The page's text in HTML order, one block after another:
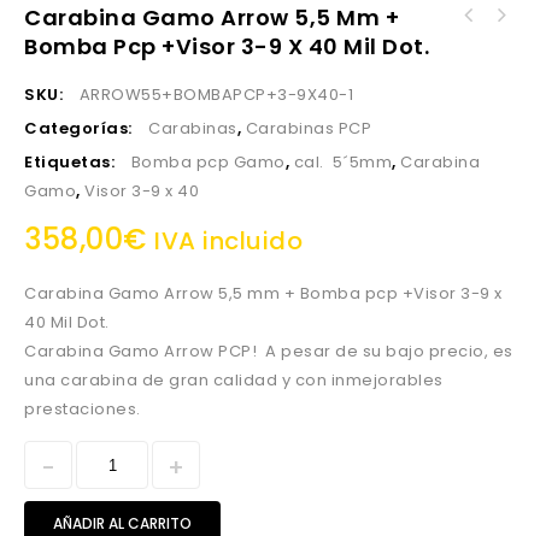
Carabina Gamo Arrow 5,5 Mm +
Bomba Pcp +Visor 3-9 X 40 Mil Dot.
SKU:
ARROW55+BOMBAPCP+3-9X40-1
Categorías:
Carabinas, Carabinas PCP
Etiquetas:
Bomba pcp Gamo, cal. 5´5mm, Carabina
Gamo, Visor 3-9 x 40
358,00€ IVA incluido
Carabina Gamo Arrow 5,5 mm + Bomba pcp +Visor 3-9 x
40 Mil Dot.
Carabina Gamo Arrow PCP! A pesar de su bajo precio, es
una carabina de gran calidad y con inmejorables
prestaciones.
AÑADIR AL CARRITO